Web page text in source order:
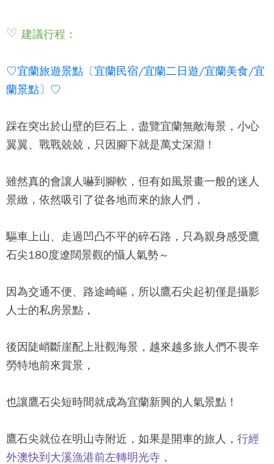
建議行程：
♡宜蘭旅遊景點〔宜蘭民宿/宜蘭二日遊/宜蘭美食/宜
蘭景點〕♡
踩在突出於山壁的巨石上，盡覽宜蘭無敵海景，小心
翼翼、戰戰兢兢，只因腳下就是萬丈深淵！
雖然真的會讓人嚇到腳軟，但有如風景畫一般的迷人
景緻，依然吸引了從各地而來的旅人們，
驅車上山、走過凹凸不平的碎石路，只為親身感受鷹
石尖180度遼闊景觀的懾人氣勢～
因為交通不便、路途崎嶇，所以鷹石尖起初僅是攝影
人士的私房景點，
後因陡峭斷崖配上壯觀海景，越來越多旅人們不畏辛
勞特地前來賞景，
也讓鷹石尖短時間就成為宜蘭新興的人氣景點！
鷹石尖就位在明山寺附近，如果是開車的旅人， 行經
外澳快到大溪漁港前左轉明光寺，